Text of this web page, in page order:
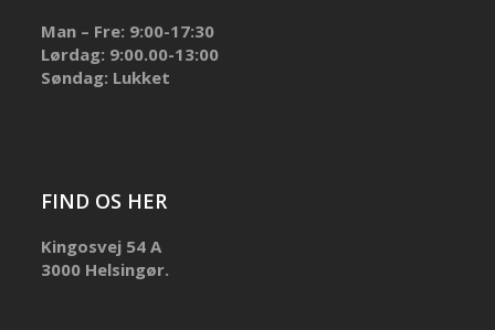
Man – Fre: 9:00-17:30
Lørdag: 9:00.00-13:00
Søndag: Lukket
FIND OS HER
Kingosvej 54 A
3000 Helsingør.